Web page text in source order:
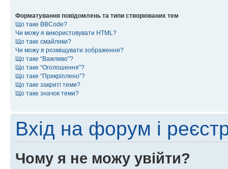
Форматування повідомлень та типи створюваних тем
Що таке BBCode?
Чи можу я використовувати HTML?
Що таке смайлики?
Чи можу я розміщувати зображення?
Що таке “Важливо”?
Що таке “Оголошення”?
Що таке “Прикріплено”?
Що таке закриті теми?
Що таке значок теми?
Вхід на форум і
Чому я не можу увійти?